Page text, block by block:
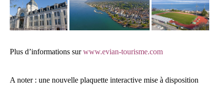
Plus d’informations surwww.evian-tourisme.com
A noter : une nouvelle plaquette interactive mise à disposition